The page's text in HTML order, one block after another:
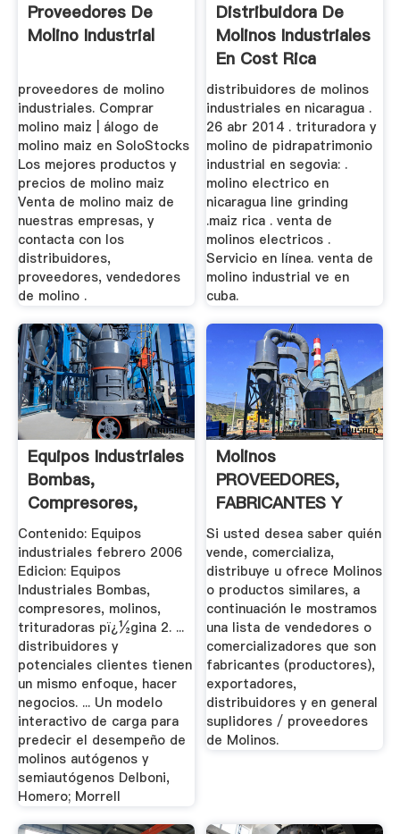
Proveedores De
Molino Industrial
proveedores de molino
industriales. Comprar
molino maiz | álogo de
molino maiz en SoloStocks
Los mejores productos y
precios de molino maiz
Venta de molino maiz de
nuestras empresas, y
contacta con los
distribuidores,
proveedores, vendedores
de molino .
Distribuidora De
Molinos Industriales
En Cost Rica
distribuidores de molinos
industriales en nicaragua .
26 abr 2014 . trituradora y
molino de pidrapatrimonio
industrial en segovia: .
molino electrico en
nicaragua line grinding
.maiz rica . venta de
molinos electricos .
Servicio en línea. venta de
molino industrial ve en
cuba.
Equipos Industriales
Bombas,
Compresores,
Molinos ...
Contenido: Equipos
industriales febrero 2006
Edicion: Equipos
Industriales Bombas,
compresores, molinos,
trituradoras pï¿½gina 2. ...
distribuidores y
potenciales clientes tienen
un mismo enfoque, hacer
negocios. ... Un modelo
interactivo de carga para
predecir el desempeño de
molinos autógenos y
semiautógenos Delboni,
Homero; Morrell
Molinos
PROVEEDORES,
FABRICANTES Y
DISTRIBUIDORES ...
Si usted desea saber quién
vende, comercializa,
distribuye u ofrece Molinos
o productos similares, a
continuación le mostramos
una lista de vendedores o
comercializadores que son
fabricantes (productores),
exportadores,
distribuidores y en general
suplidores / proveedores
de Molinos.